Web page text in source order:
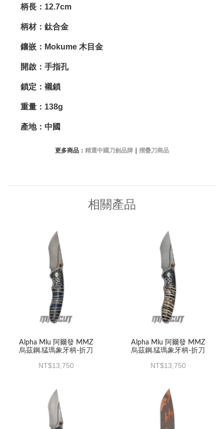
柄長：12.7cm
柄材：鈦合金
鑲嵌：Mokume 木目金
開啟：手指孔
鎖定：襯鎖
重量：138g
產地：中國
更多商品： 精選中國刀劍品牌 摺疊刀商品
相關產品
Alpha Mlu 阿爾發 MMZ
烏茲鋼.猛瑪象牙柄-折刀
13,750
Alpha Mlu 阿爾發 MMZ
烏茲鋼.猛瑪象牙柄-折刀
13,750